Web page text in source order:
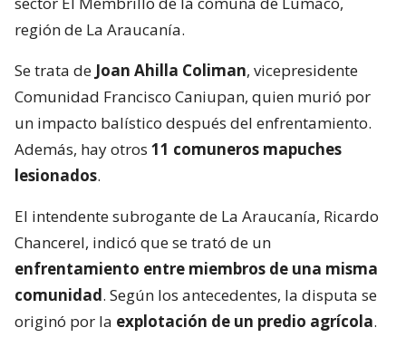
región de La Araucanía.
Se trata de Joan Ahilla Coliman, vicepresidente
Comunidad Francisco Caniupan, quien murió por
un impacto balístico después del enfrentamiento.
Además, hay otros 11 comuneros mapuches
lesionados.
El intendente subrogante de La Araucanía, Ricardo
Chancerel, indicó que se trató de un
enfrentamiento entre miembros de una misma
comunidad. Según los antecedentes, la disputa se
originó por la explotación de un predio agrícola.